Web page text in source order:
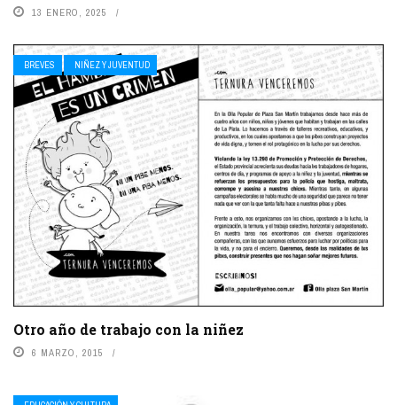
13 ENERO, 2025
BREVES NIÑEZ Y JUVENTUD
Otro año de trabajo con la niñez
6 MARZO, 2015